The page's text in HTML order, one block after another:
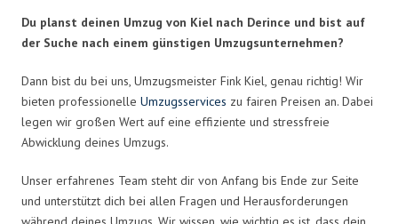
Du planst deinen Umzug von Kiel nach Derince und bist auf
der Suche nach einem günstigen Umzugsunternehmen?
Dann bist du bei uns, Umzugsmeister Fink Kiel, genau richtig! Wir
bieten professionelle Umzugsservices zu fairen Preisen an. Dabei
legen wir großen Wert auf eine effiziente und stressfreie
Abwicklung deines Umzugs.
Unser erfahrenes Team steht dir von Anfang bis Ende zur Seite
und unterstützt dich bei allen Fragen und Herausforderungen